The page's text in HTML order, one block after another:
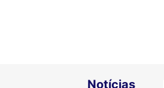
Notícias